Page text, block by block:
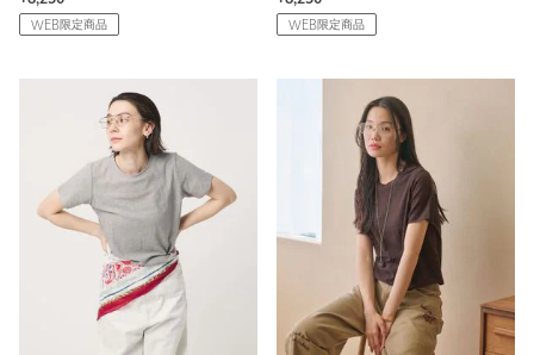
WEB限定商品 WEB限定商品